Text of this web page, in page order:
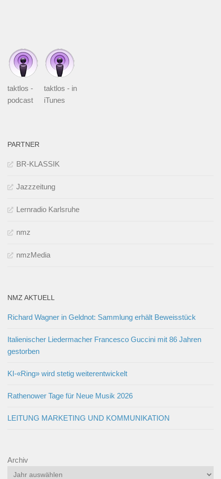
taktlos -
podcast
taktlos - in
iTunes
PARTNER
BR-KLASSIK
Jazzzeitung
Lernradio Karlsruhe
nmz
nmzMedia
NMZ AKTUELL
Richard Wagner in Geldnot: Sammlung erhält Beweisstück
Italienischer Liedermacher Francesco Guccini mit 86 Jahren
gestorben
KI-«Ring» wird stetig weiterentwickelt
Rathenower Tage für Neue Musik 2026
LEITUNG MARKETING UND KOMMUNIKATION
Archiv